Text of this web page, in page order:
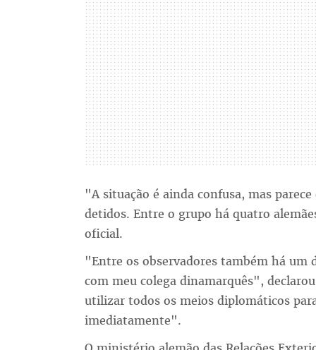
"A situação é ainda confusa, mas parece
detidos. Entre o grupo há quatro
oficial.
"Entre os observadores também há um
com meu colega dinamarquês",
utilizar todos os meios diplomáticos
imediatamente".